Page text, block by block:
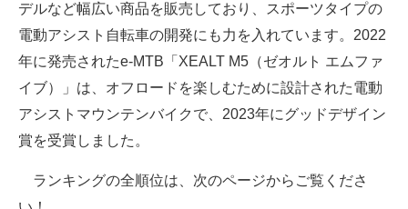
デルなど幅広い商品を販売しており、スポーツタイプの
電動アシスト自転車の開発にも力を入れています。2022
年に発売されたe-MTB「XEALT M5（ゼオルト エムファ
イブ）」は、オフロードを楽しむために設計された電動
アシストマウンテンバイクで、2023年にグッドデザイン
賞を受賞しました。
ランキングの全順位は、次のページからご覧くださ